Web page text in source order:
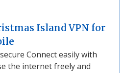
Island VPN for
Connect easily with
the internet freely and